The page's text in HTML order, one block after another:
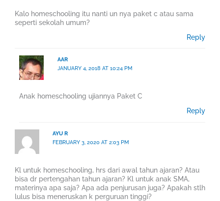
Kalo homeschooling itu nanti un nya paket c atau sama
seperti sekolah umum?
Reply
AAR
JANUARY 4, 2018 AT 10:24 PM
Anak homeschooling ujiannya Paket C
Reply
AYU R
FEBRUARY 3, 2020 AT 2:03 PM
Kl untuk homeschooling, hrs dari awal tahun ajaran? Atau
bisa dr pertengahan tahun ajaran? Kl untuk anak SMA,
materinya apa saja? Apa ada penjurusan juga? Apakah stlh
lulus bisa meneruskan k perguruan tinggi?